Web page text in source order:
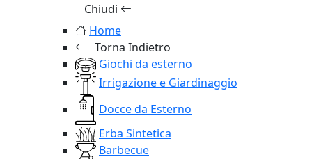
Chiudi
Home
Torna Indietro
Giochi da esterno
Irrigazione e Giardinaggio
Docce da Esterno
Erba Sintetica
Barbecue